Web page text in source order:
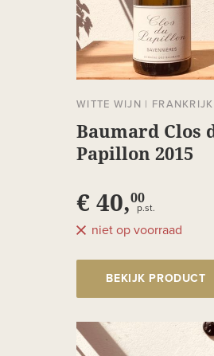
WITTE WIJN | FRANKRIJK
Baumard Clos
Papillon 2015
€ 40,00
p.st.
niet op voorraad
BEKIJK PRODUCT